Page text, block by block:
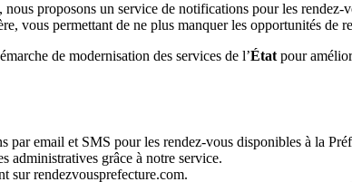
proposons un service de notifications pour les
vous permettant de ne plus manquer les opportunités de
de modernisation des services de l’État pour
par email et SMS pour les rendez-vous disponibles à la
administratives grâce à notre service.
sur rendezvousprefecture.com.